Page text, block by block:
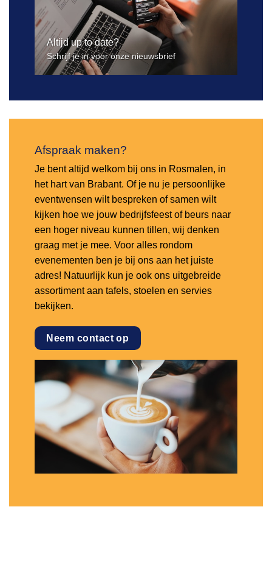
Altijd up to date?
Schrijf je in voor onze nieuwsbrief
Afspraak maken?
Je bent altijd welkom bij ons in Rosmalen, in
het hart van Brabant. Of je nu je persoonlijke
eventwensen wilt bespreken of samen wilt
kijken hoe we jouw bedrijfsfeest of beurs naar
een hoger niveau kunnen tillen, wij denken
graag met je mee. Voor alles rondom
evenementen ben je bij ons aan het juiste
adres! Natuurlijk kun je ook ons uitgebreide
assortiment aan tafels, stoelen en servies
bekijken.
Neem contact op